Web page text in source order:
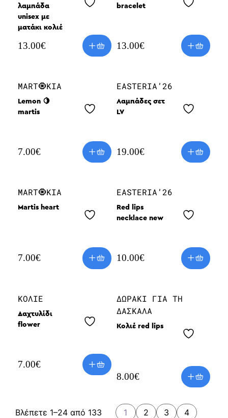
λαμπάδα
unisex με
ματάκι κολιέ
13.00€
bracelet
13.00€
MART🧿KIA
Lemon 🍋
martis
7.00€
EASTERIA’26
Λαμπάδες σετ
LV
19.00€
MART🧿KIA
Martis heart
7.00€
EASTERIA’26
Red lips
necklace new
10.00€
ΚΟΛΙΈ
Δαχτυλίδι
flower
7.00€
ΔΩΡΆΚΙ ΓΙΑ ΤΗ
ΔΑΣΚΆΛΑ
Κολιέ red lips
8.00€
Βλέπετε 1–24 από 133
1 2 3
4